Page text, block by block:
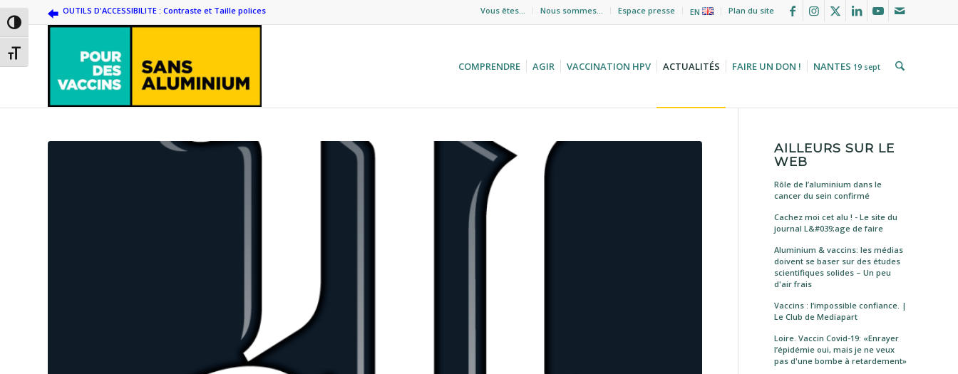
Passer en contraste élevé
Changer la taille de la police
Vous êtes… Nous sommes… Espace presse EN Plan du site
OUTILS D'ACCESSIBILITE : Contraste et Taille polices
COMPRENDRE AGIR VACCINATION HPV ACTUALITÉS FAIRE UN DON ! NANTES 19 sept
AILLEURS SUR LE
WEB
Rôle de l’aluminium dans le
cancer du sein confirmé
Cachez moi cet alu ! - Le site du
journal L&#039;age de faire
Aluminium & vaccins: les médias
doivent se baser sur des études
scientifiques solides – Un peu
d'air frais
Vaccins : l’impossible confiance. |
Le Club de Mediapart
Loire. Vaccin Covid-19: «Enrayer
l’épidémie oui, mais je ne veux
pas d'une bombe à retardement»